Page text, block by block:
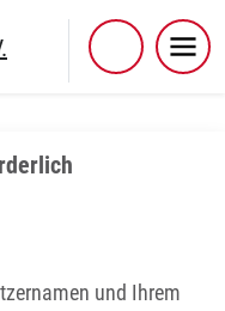
und Ihrem